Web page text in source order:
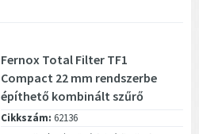
Fernox Total Filter TF1
Compact 22 mm rendszerbe
építhető kombinált szűrő
Cikkszám: 62136